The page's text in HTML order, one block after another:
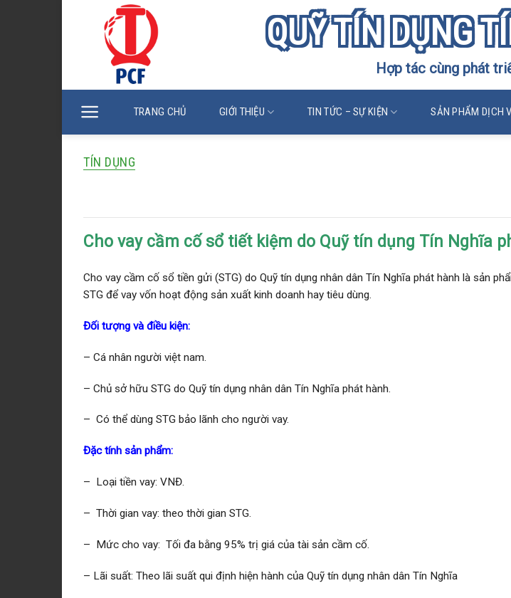
QUỸ TÍN DỤNG
Hợp tác cùng phát
TRANG CHỦ GIỚI THIỆU TIN TỨC – SỰ KIỆN SẢN PHẨM DỊCH
TÍN DỤNG
Cho vay cầm cố sổ tiết kiệm do Quỹ tín dụng Tín Nghĩa
Cho vay cầm cố sổ tiền gửi (STG) do Quỹ tín dụng nhân dân Tín Nghĩa phát hành là sản
STG để vay vốn hoạt động sản xuất kinh doanh hay tiêu dùng.
Đối tượng và điều kiện:
– Cá nhân người việt nam.
– Chủ sở hữu STG do Quỹ tín dụng nhân dân Tín Nghĩa phát hành.
– Có thể dùng STG bảo lãnh cho người vay.
Đặc tính sản phẩm:
– Loại tiền vay: VNĐ.
– Thời gian vay: theo thời gian STG.
– Mức cho vay: Tối đa bằng 95% trị giá của tài sản cầm cố.
– Lãi suất: Theo lãi suất qui định hiện hành của Quỹ tín dụng nhân dân Tín Nghĩa